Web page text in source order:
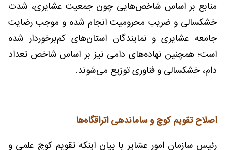
منابع بر اساس شاخص‌هایی چون جمعیت عشایری، شدت
خشکسالی و ضریب محرومیت انجام شده و موجب رضایت
جامعه عشایری و نمایندگان استان‌های کم‌برخوردار شده
است؛ همچنین نهاده‌های دامی نیز بر اساس شاخص تعداد
دام، خشکسالی و فناوری توزیع می‌شوند.
اصلاح تقویم کوچ و ساماندهی اتراقگاه‌ها
رئیس سازمان امور عشایر با بیان اینکه تقویم کوچ علمی و